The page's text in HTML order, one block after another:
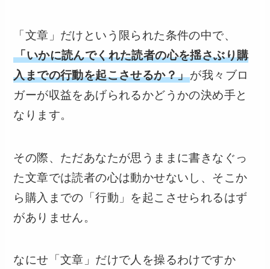
「文章」だけという限られた条件の中で、
「いかに読んでくれた読者の心を揺さぶり購
入までの行動を起こさせるか？」が我々ブロ
ガーが収益をあげられるかどうかの決め手と
なります。
その際、ただあなたが思うままに書きなぐっ
た文章では読者の心は動かせないし、そこか
ら購入までの「行動」を起こさせられるはず
がありません。
なにせ「文章」だけで人を操るわけですか